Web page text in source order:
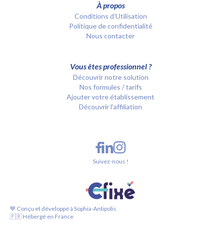
À propos
Conditions d’Utilisation
Politique de confidentialité
Nous contacter
Vous êtes professionnel ?
Découvrir notre solution
Nos formules / tarifs
Ajouter votre établissement
Découvrir l'affiliation
💙 Conçu et développé à Sophia-Antipolis
🇫🇷 Hébergé en France
Suivez-nous !